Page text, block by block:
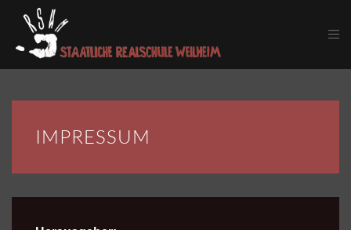
Skip to main content
IMPRESSUM